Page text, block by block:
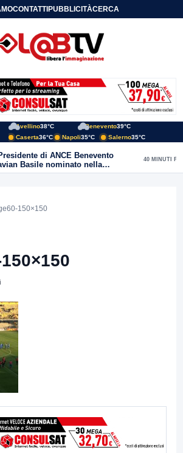
CONTATTIPUBBLICITÀCERCA
Avellino38°C Benevento39°C
Caserta36°C Napoli35°C Salerno35°C
di ANCE Benevento
Basile nominato nella
Tecnica
40 MINUTI FA
150×150